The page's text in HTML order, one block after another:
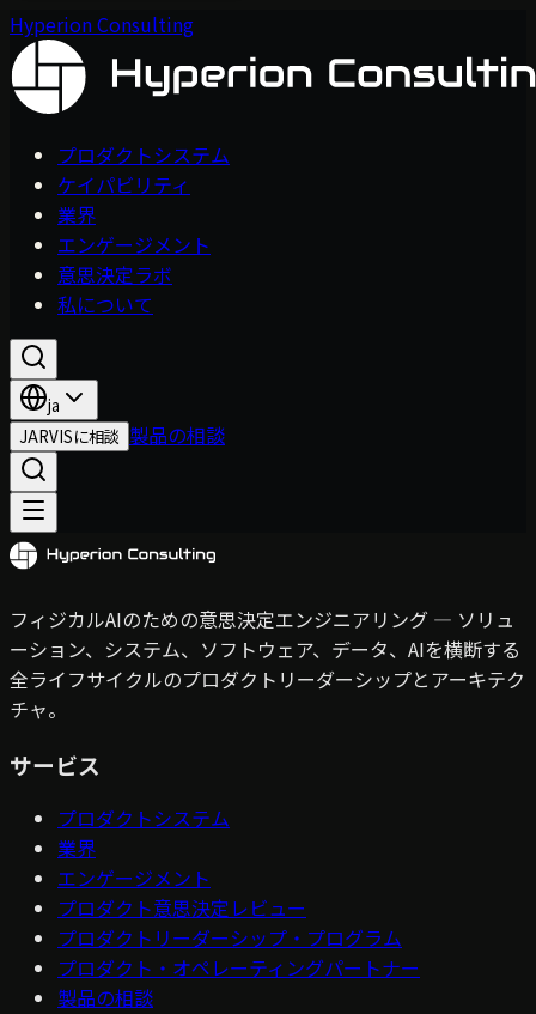
Hyperion Consulting
プロダクトシステム
ケイパビリティ
業界
エンゲージメント
意思決定ラボ
私について
ja
JARVISに相談 製品の相談
フィジカルAIのための意思決定エンジニアリング — ソリュ
ーション、システム、ソフトウェア、データ、AIを横断する
全ライフサイクルのプロダクトリーダーシップとアーキテク
チャ。
サービス
プロダクトシステム
業界
エンゲージメント
プロダクト意思決定レビュー
プロダクトリーダーシップ・プログラム
プロダクト・オペレーティングパートナー
製品の相談